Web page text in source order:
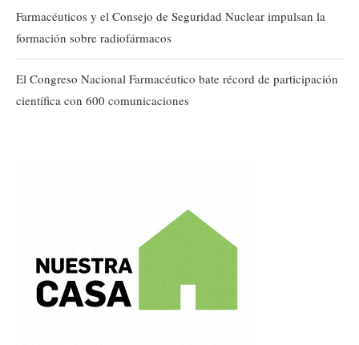
Farmacéuticos y el Consejo de Seguridad Nuclear impulsan la
formación sobre radiofármacos
El Congreso Nacional Farmacéutico bate récord de participación
científica con 600 comunicaciones